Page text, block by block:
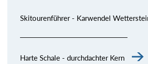
Skitourenführer - Karwendel
Harte Schale - durchdachter Kern